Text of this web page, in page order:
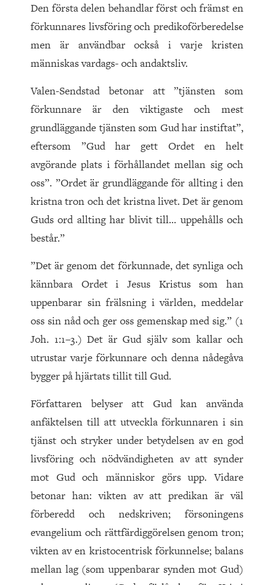
Den första delen behandlar först och främst en
förkunnares livsföring och predikoförberedelse
men är användbar också i varje kristen
människas vardags- och andaktsliv.
Valen-Sendstad betonar att ”tjänsten som
förkunnare är den viktigaste och mest
grundläggande tjänsten som Gud har instiftat”,
eftersom ”Gud har gett Ordet en helt
avgörande plats i förhållandet mellan sig och
oss”. ”Ordet är grundläggande för allting i den
kristna tron och det kristna livet. Det är genom
Guds ord allting har blivit till… uppehålls och
består.”
”Det är genom det förkunnade, det synliga och
kännbara Ordet i Jesus Kristus som han
uppenbarar sin frälsning i världen, meddelar
oss sin nåd och ger oss gemenskap med sig.” (1
Joh. 1:1–3.) Det är Gud själv som kallar och
utrustar varje förkunnare och denna nådegåva
bygger på hjärtats tillit till Gud.
Författaren belyser att Gud kan använda
anfäktelsen till att utveckla förkunnaren i sin
tjänst och stryker under betydelsen av en god
livsföring och nödvändigheten av att synder
mot Gud och människor görs upp. Vidare
betonar han: vikten av att predikan är väl
förberedd och nedskriven; försoningens
evangelium och rättfärdiggörelsen genom tron;
vikten av en kristocentrisk förkunnelse; balans
mellan lag (som uppenbarar synden mot Gud)